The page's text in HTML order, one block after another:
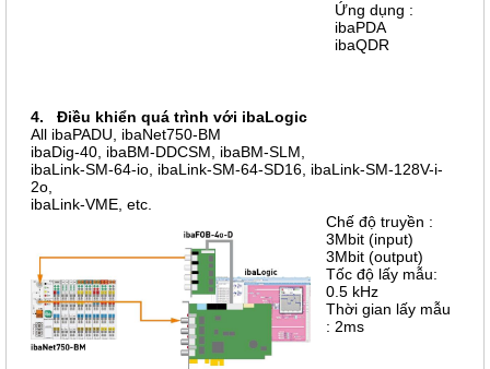
Ứng dụng :
ibaPDA
ibaQDR
4. Điều khiển quá trình với ibaLogic
All ibaPADU, ibaNet750-BM
ibaDig-40, ibaBM-DDCSM, ibaBM-SLM,
ibaLink-SM-64-io, ibaLink-SM-64-SD16, ibaLink-SM-128V-i-
2o,
ibaLink-VME, etc.
Chế độ truyền :
3Mbit (input)
3Mbit (output)
Tốc độ lấy mẫu:
0.5 kHz
Thời gian lấy mẫu
: 2ms